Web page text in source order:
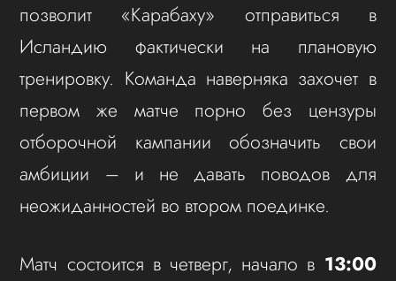
позволит «Карабаху» отправиться в
Исландию фактически на плановую
тренировку. Команда наверняка захочет в
первом же матче порно без цензуры
отборочной кампании обозначить свои
амбиции – и не давать поводов для
неожиданностей во втором поединке.
Матч состоится в четверг, начало в 13:00